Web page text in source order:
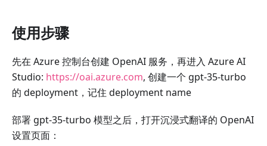
使用步骤
先在 Azure 控制台创建 OpenAI 服务，再进入 Azure AI
Studio: https://oai.azure.com, 创建一个 gpt-35-turbo
的 deployment，记住 deployment name
部署 gpt-35-turbo 模型之后，打开沉浸式翻译的 OpenAI
设置页面：